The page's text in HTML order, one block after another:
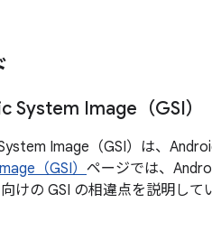
System Image（GSI）
Image（GSI）は、
（GSI） ページでは、
けの GSI の相違点を説明して